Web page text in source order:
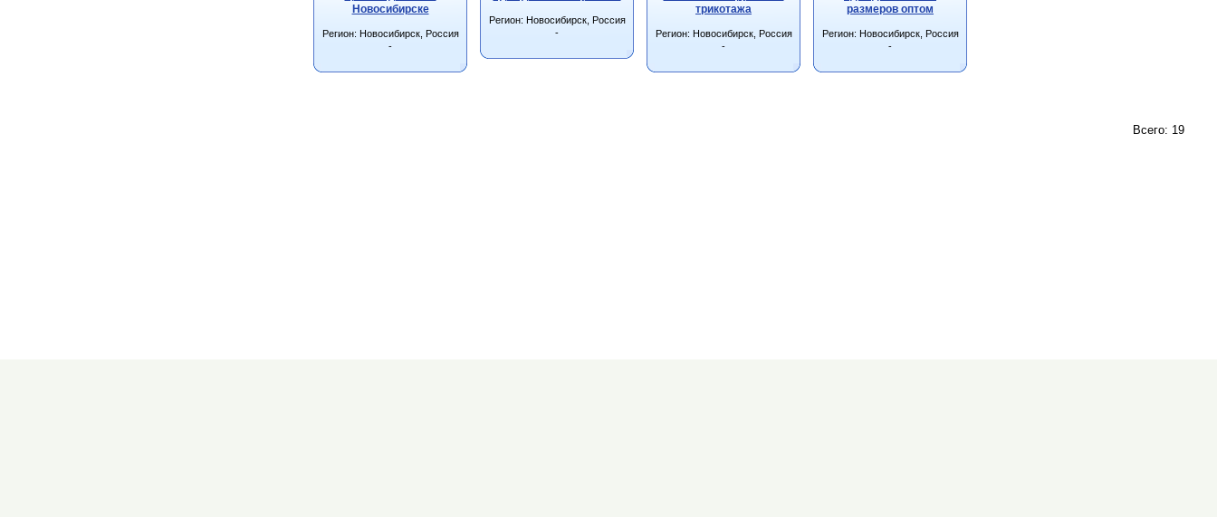
Новосибирске
Регион: Новосибирск, Россия
-
Регион: Новосибирск, Россия
-
трикотажа
Регион: Новосибирск, Россия
-
размеров оптом
Регион: Новосибирск, Россия
-
Всего: 19